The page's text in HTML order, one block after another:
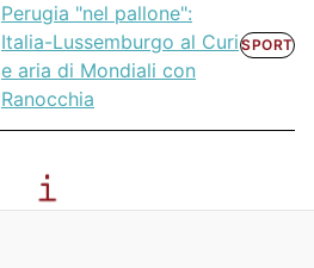
Perugia "nel pallone":
Italia-Lussemburgo al Curi
e aria di Mondiali con
Ranocchia
SPORT